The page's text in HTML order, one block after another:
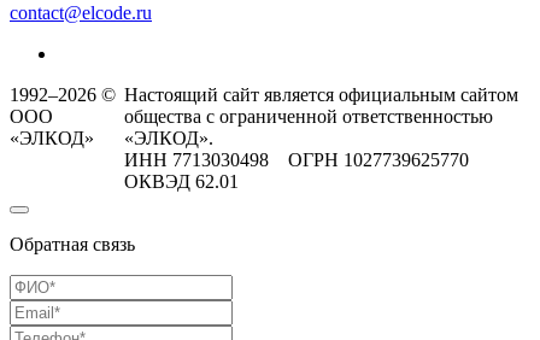
contact@elcode.ru
1992–2026 ©
ООО
«ЭЛКОД»
Настоящий сайт является официальным сайтом
общества с ограниченной ответственностью
«ЭЛКОД».
ИНН 7713030498 ОГРН 1027739625770
ОКВЭД 62.01
Обратная связь